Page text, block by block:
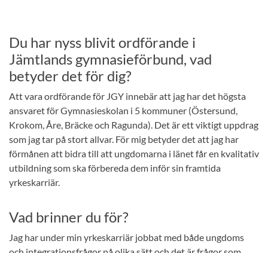
Du har nyss blivit ordförande i
Jämtlands gymnasieförbund, vad
betyder det för dig?
Att vara ordförande för JGY innebär att jag har det högsta
ansvaret för Gymnasieskolan i 5 kommuner (Östersund,
Krokom, Åre, Bräcke och Ragunda). Det är ett viktigt uppdrag
som jag tar på stort allvar. För mig betyder det att jag har
förmånen att bidra till att ungdomarna i länet får en kvalitativ
utbildning som ska förbereda dem inför sin framtida
yrkeskarriär.
Vad brinner du för?
Jag har under min yrkeskarriär jobbat med både ungdoms